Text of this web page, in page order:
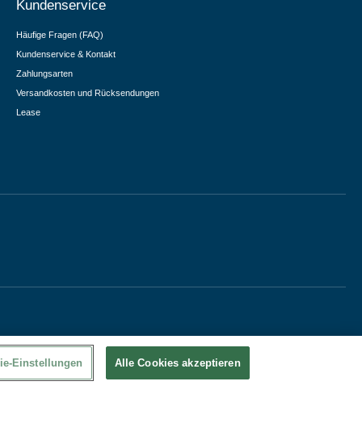
Kundenservice
Häufige Fragen (FAQ)
Kundenservice & Kontakt
Zahlungsarten
Versandkosten und Rücksendungen
Lease
Einstellungen Alle Cookies akzeptieren